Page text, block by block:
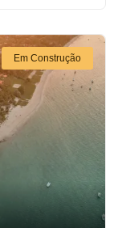
Em Construção